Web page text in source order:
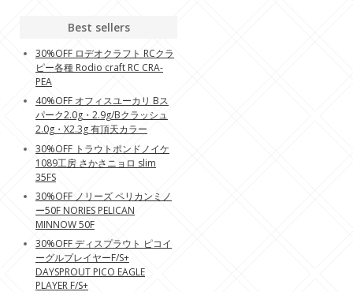
Best sellers
30%OFF ロデオクラフト RCクラ
ピー各種 Rodio craft RC CRA-
PEA
40%OFF オフィスユーカリ Bス
パーク2.0g・2.9g/Bクラッシュ
2.0g・X2.3g 有頂天カラー
30%OFF トラウトポンドノイケ
1089工房 さかさニョロ slim
35FS
30%OFF ノリーズ ペリカンミノ
ー50F NORIES PELICAN
MINNOW 50F
30%OFF ディスプラウト ピコイ
ーグルプレイヤーF/S+
DAYSPROUT PICO EAGLE
PLAYER F/S+